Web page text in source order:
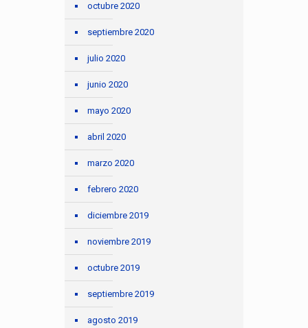
octubre 2020
septiembre 2020
julio 2020
junio 2020
mayo 2020
abril 2020
marzo 2020
febrero 2020
diciembre 2019
noviembre 2019
octubre 2019
septiembre 2019
agosto 2019